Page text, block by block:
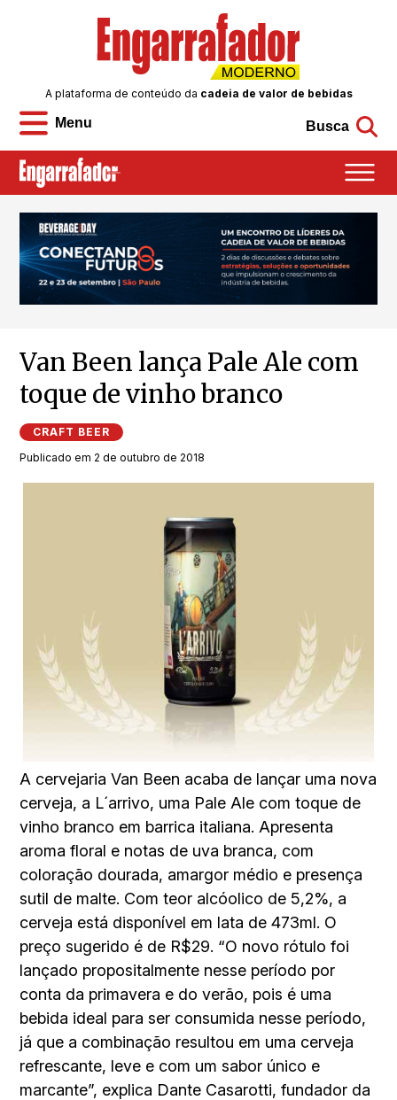
Menu
A plataforma de conteúdo da cadeia de valor de bebidas
Busca
Van Been lança Pale Ale com
toque de vinho branco
CRAFT BEER
Publicado em 2 de outubro de 2018
A cervejaria Van Been acaba de lançar uma nova
cerveja, a L´arrivo, uma Pale Ale com toque de
vinho branco em barrica italiana. Apresenta
aroma floral e notas de uva branca, com
coloração dourada, amargor médio e presença
sutil de malte. Com teor alcóolico de 5,2%, a
cerveja está disponível em lata de 473ml. O
preço sugerido é de R$29. “O novo rótulo foi
lançado propositalmente nesse período por
conta da primavera e do verão, pois é uma
bebida ideal para ser consumida nesse período,
já que a combinação resultou em uma cerveja
refrescante, leve e com um sabor único e
marcante”, explica Dante Casarotti, fundador da